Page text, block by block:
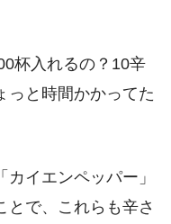
杯入れるの？10辛
っと時間かかってた
イエンペッパー」
とで、これらも辛さ